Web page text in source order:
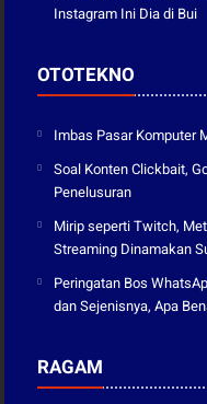
Instagram Ini Dia di Bui
OTOTEKNO
Imbas Pasar Komputer
Soal Konten Clickbait,
Penelusuran
Mirip seperti Twitch,
Streaming Dinamakan
Peringatan Bos
dan Sejenisnya, Apa
RAGAM